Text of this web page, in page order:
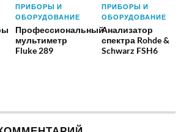
ПРИБОРЫ И
ОБОРУДОВАНИЕ
Профессиональный
мультиметр
Fluke 289
ПРИБОРЫ И
ОБОРУДОВАНИЕ
Анализатор
спектра Rohde &
Schwarz FSH6